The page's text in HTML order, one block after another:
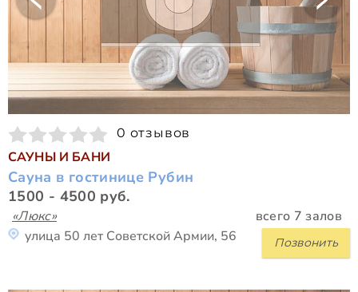
0 отзывов
САУНЫ И БАНИ
Сауна в гостинице Рубин
1500 - 4500 руб.
«Люкс» всего 7 залов
Позвонить
улица 50 лет Советской Армии, 56